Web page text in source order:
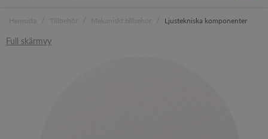
Ljustekniska komponenter
Full skärmvy